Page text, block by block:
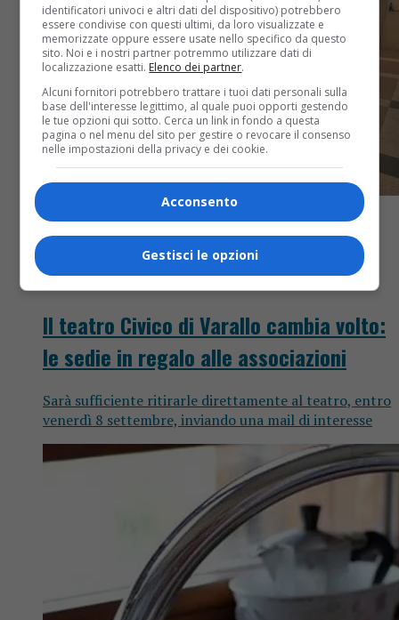
Il teatro Civico di Varallo cambia volto:
le sedie in regalo alle associazioni
Sarà sufficiente ritirarle direttamente al teatro, entro
venerdì 8 settembre, inviando una mail di interesse
identificatori univoci e altri dati del dispositivo) potrebbero
essere condivise con questi ultimi, da loro visualizzate e
memorizzate oppure essere usate nello specifico da questo
sito. Noi e i nostri partner potremmo utilizzare dati di
localizzazione esatti. Elenco dei partner.
Alcuni fornitori potrebbero trattare i tuoi dati personali sulla
base dell'interesse legittimo, al quale puoi opporti gestendo
le tue opzioni qui sotto. Cerca un link in fondo a questa
pagina o nel menu del sito per gestire o revocare il consenso
nelle impostazioni della privacy e dei cookie.
Acconsento
Gestisci le opzioni